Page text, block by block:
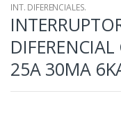
INT. DIFERENCIALES.
25A 30MA